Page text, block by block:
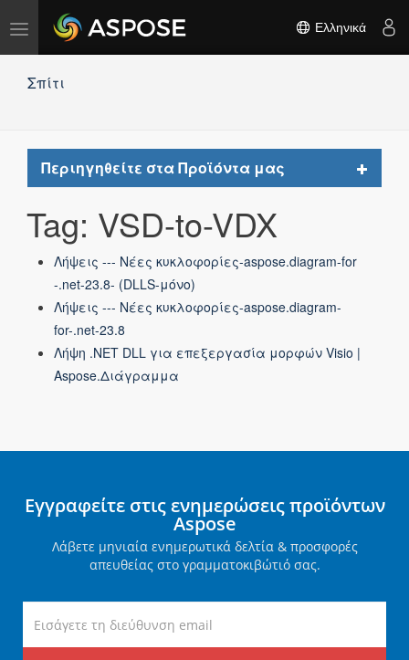
Εναλλαγή
πλοήγησης
Ελληνικά
Σπίτι
Περιηγηθείτε στα Προϊόντα μας
Toggle
Tag: VSD-to-VDX
Λήψεις --- Νέες κυκλοφορίες-aspose.diagram-for
-.net-23.8- (DLLS-μόνο)
Λήψεις --- Νέες κυκλοφορίες-aspose.diagram-
for-.net-23.8
Λήψη .NET DLL για επεξεργασία μορφών Visio |
Aspose.Διάγραμμα
Εγγραφείτε στις ενημερώσεις προϊόντων
Aspose
Λάβετε μηνιαία ενημερωτικά δελτία & προσφορές
απευθείας στο γραμματοκιβώτιό σας.